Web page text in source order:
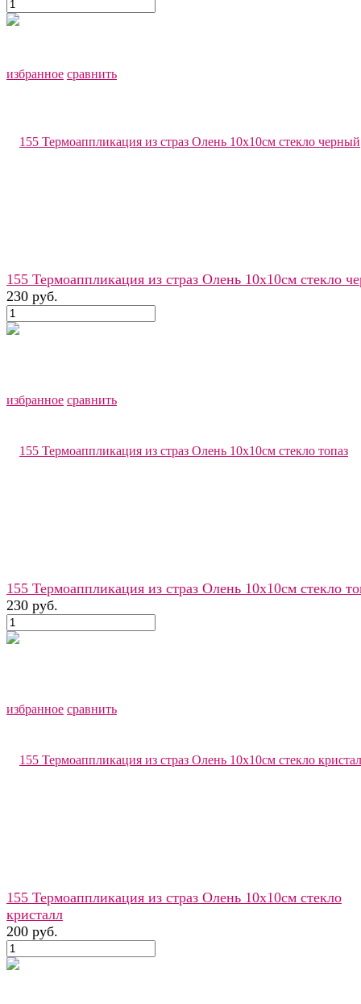
избранное сравнить
избранное сравнить
155 Термоаппликация из страз Олень 10х10см стекло
230 руб.
избранное сравнить
155 Термоаппликация из страз Олень 10х10см стекло
230 руб.
155 Термоаппликация из страз Олень 10х10см стекло
кристалл
200 руб.